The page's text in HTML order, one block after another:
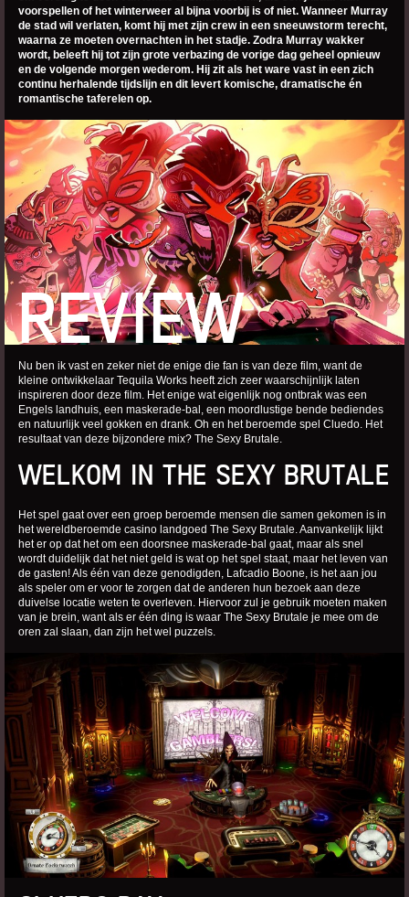
voorspellen of het winterweer al bijna voorbij is of niet. Wanneer Murray
de stad wil verlaten, komt hij met zijn crew in een sneeuwstorm terecht,
waarna ze moeten overnachten in het stadje. Zodra Murray wakker
wordt, beleeft hij tot zijn grote verbazing de vorige dag geheel opnieuw
en de volgende morgen wederom. Hij zit als het ware vast in een zich
continu herhalende tijdslijn en dit levert komische, dramatische én
romantische taferelen op.
REVIEW
Nu ben ik vast en zeker niet de enige die fan is van deze film, want de
kleine ontwikkelaar Tequila Works heeft zich zeer waarschijnlijk laten
inspireren door deze film. Het enige wat eigenlijk nog ontbrak was een
Engels landhuis, een maskerade-bal, een moordlustige bende bediendes
en natuurlijk veel gokken en drank. Oh en het beroemde spel Cluedo. Het
resultaat van deze bijzondere mix? The Sexy Brutale.
WELKOM IN THE SEXY BRUTALE
Het spel gaat over een groep beroemde mensen die samen gekomen is in
het wereldberoemde casino landgoed The Sexy Brutale. Aanvankelijk lijkt
het er op dat het om een doorsnee maskerade-bal gaat, maar als snel
wordt duidelijk dat het niet geld is wat op het spel staat, maar het leven van
de gasten! Als één van deze genodigden, Lafcadio Boone, is het aan jou
als speler om er voor te zorgen dat de anderen hun bezoek aan deze
duivelse locatie weten te overleven. Hiervoor zul je gebruik moeten maken
van je brein, want als er één ding is waar The Sexy Brutale je mee om de
oren zal slaan, dan zijn het wel puzzels.